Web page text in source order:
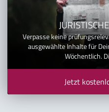
Verpasse keine
ausgewählte Inhalte für
Wöchentlich.
Jetzt